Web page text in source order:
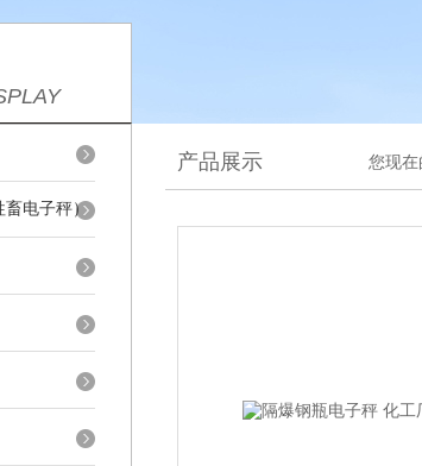
畜电子秤）
产品展示 您现在